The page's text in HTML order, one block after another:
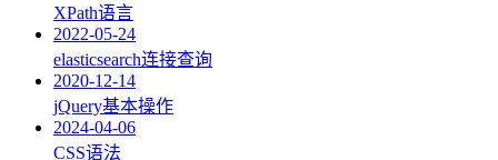
XPath语言
2022-05-24
elasticsearch连接查询
2020-12-14
jQuery基本操作
2024-04-06
CSS语法